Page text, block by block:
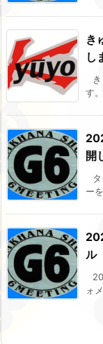
き
し
す
開
ー
ル
ォ